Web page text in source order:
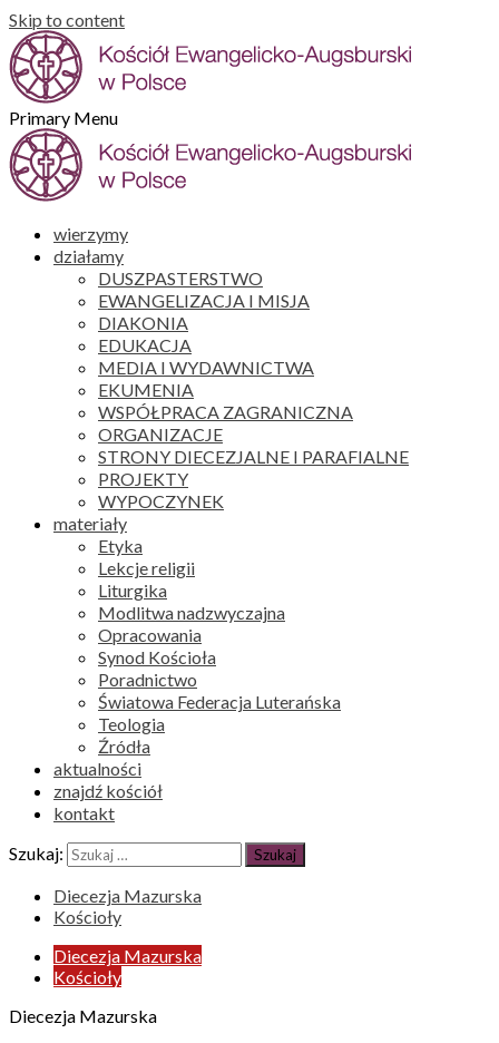
Skip to content
Primary Menu
wierzymy
działamy
DUSZPASTERSTWO
EWANGELIZACJA I MISJA
DIAKONIA
EDUKACJA
MEDIA I WYDAWNICTWA
EKUMENIA
WSPÓŁPRACA ZAGRANICZNA
ORGANIZACJE
STRONY DIECEZJALNE I PARAFIALNE
PROJEKTY
WYPOCZYNEK
materiały
Etyka
Lekcje religii
Liturgika
Modlitwa nadzwyczajna
Opracowania
Synod Kościoła
Poradnictwo
Światowa Federacja Luterańska
Teologia
Źródła
aktualności
znajdź kościół
kontakt
Szukaj:
Diecezja Mazurska
Kościoły
Diecezja Mazurska
Kościoły
Diecezja Mazurska